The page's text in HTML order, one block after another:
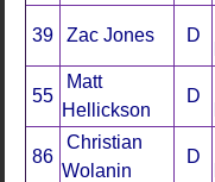
39 Zac Jones D
55
Matt
Hellickson
D
86
Christian
Wolanin
D